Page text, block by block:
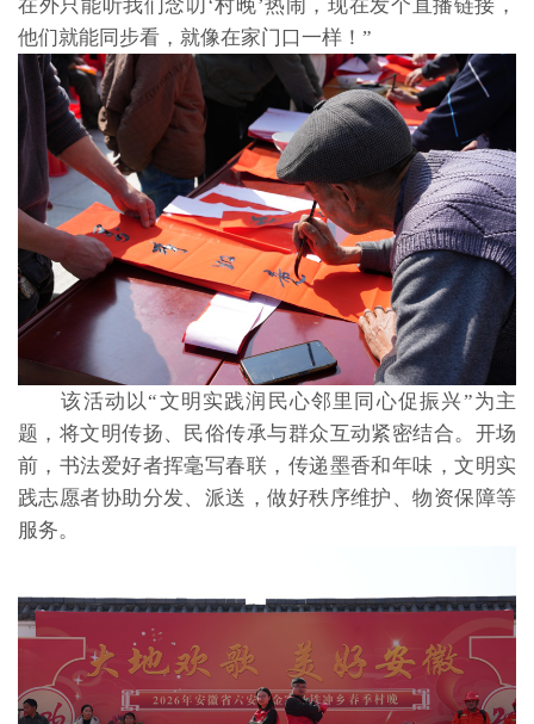
在外只能听我们念叨‘村晚’热闹，现在发个直播链接，
他们就能同步看，就像在家门口一样！”
该活动以“文明实践润民心邻里同心促振兴”为主
题，将文明传扬、民俗传承与群众互动紧密结合。开场
前，书法爱好者挥毫写春联，传递墨香和年味，文明实
践志愿者协助分发、派送，做好秩序维护、物资保障等
服务。